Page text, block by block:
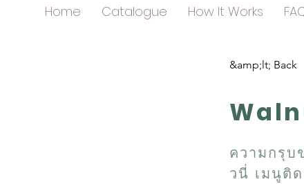
Home Catalogue How It Works
&amp;lt; Back
ความกรุบ
วนี่ เมนูติ